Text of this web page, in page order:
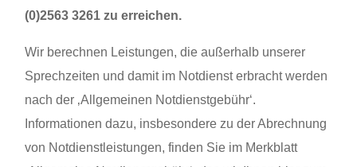
(0)2563 3261 zu erreichen.
Wir berechnen Leistungen, die außerhalb unserer
Sprechzeiten und damit im Notdienst erbracht werden
nach der ‚Allgemeinen Notdienstgebühr‘.
Informationen dazu, insbesondere zu der Abrechnung
von Notdienstleistungen, finden Sie im Merkblatt